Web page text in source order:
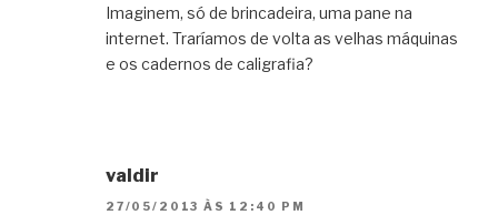
Imaginem, só de brincadeira, uma pane na
internet. Traríamos de volta as velhas máquinas
e os cadernos de caligrafia?
valdir
27/05/2013 ÀS 12:40 PM